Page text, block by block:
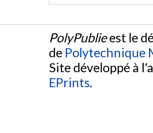
PolyPublieest le
de Polytechnique
Site développé à
EPrints.